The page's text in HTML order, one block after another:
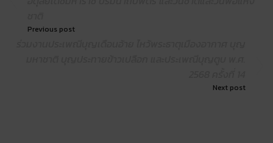
Previous post
Next post